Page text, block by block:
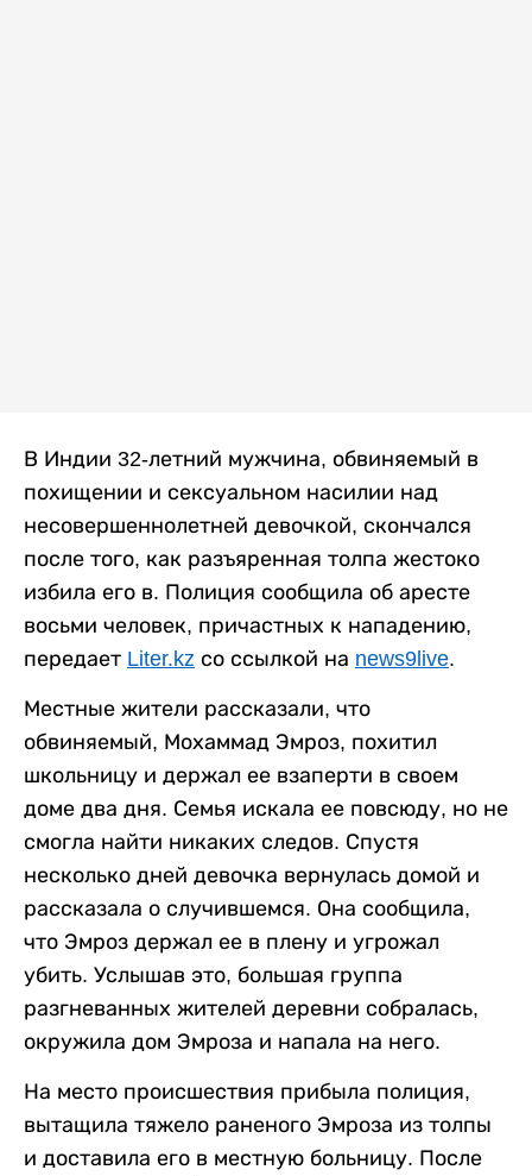
В Индии 32-летний мужчина, обвиняемый в
похищении и сексуальном насилии над
несовершеннолетней девочкой, скончался
после того, как разъяренная толпа жестоко
избила его в. Полиция сообщила об аресте
восьми человек, причастных к нападению,
передает Liter.kz со ссылкой на news9live.
Местные жители рассказали, что
обвиняемый, Мохаммад Эмроз, похитил
школьницу и держал ее взаперти в своем
доме два дня. Семья искала ее повсюду, но не
смогла найти никаких следов. Спустя
несколько дней девочка вернулась домой и
рассказала о случившемся. Она сообщила,
что Эмроз держал ее в плену и угрожал
убить. Услышав это, большая группа
разгневанных жителей деревни собралась,
окружила дом Эмроза и напала на него.
На место происшествия прибыла полиция,
вытащила тяжело раненого Эмроза из толпы
и доставила его в местную больницу. После